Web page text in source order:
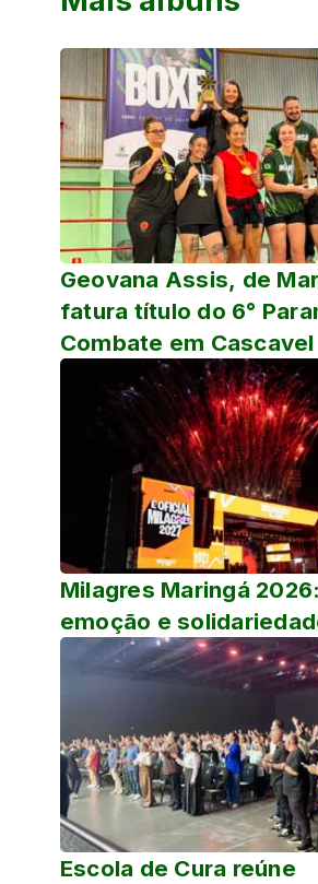
Geovana Assis, de
fatura título do 6°
Combate em Cascavel
Milagres Maringá
emoção e
Escola de Cura reúne